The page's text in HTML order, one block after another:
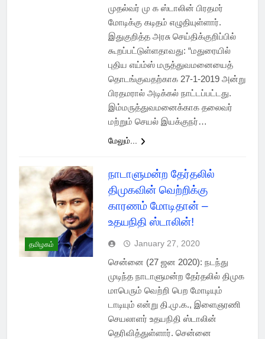
முதல்வர் மு க ஸ்டாலின் பிரதமர்
மோடிக்கு கடிதம் எழுதியுள்ளார்.
இதுகுறித்த அரசு செய்திக்குறிப்பில்
கூறப்பட்டுள்ளதாவது: “மதுரையில்
புதிய எய்ம்ஸ் மருத்துவமனையைத்
தொடங்குவதற்காக 27-1-2019 அன்று
பிரதமரால் அடிக்கல் நாட்டப்பட்டது.
இம்மருத்துவமனைக்காக தலைவர்
மற்றும் செயல் இயக்குநர்…
மேலும்...
தமிழகம்
நாடாளுமன்ற தேர்தலில்
திமுகவின் வெற்றிக்கு
காரணம் மோடிதான் –
உதயநிதி ஸ்டாலின்!
January 27, 2020
சென்னை (27 ஜன 2020): நடந்து
முடிந்த நாடாளுமன்ற தேர்தலில் திமுக
மாபெரும் வெற்றி பெற மோடியும்
டாடியும் என்று தி.மு.க., இளைஞரணி
செயலாளர் உதயநிதி ஸ்டாலின்
தெரிவித்துள்ளார். சென்னை